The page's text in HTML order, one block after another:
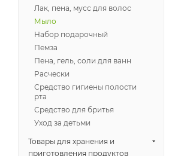
Лак, пена, мусс для волос
Мыло
Набор подарочный
Пемза
Пена, гель, соли для ванн
Расчески
Средство гигиены полости
рта
Средство для бритья
Уход за детьми
Товары для хранения и
приготовления продуктов